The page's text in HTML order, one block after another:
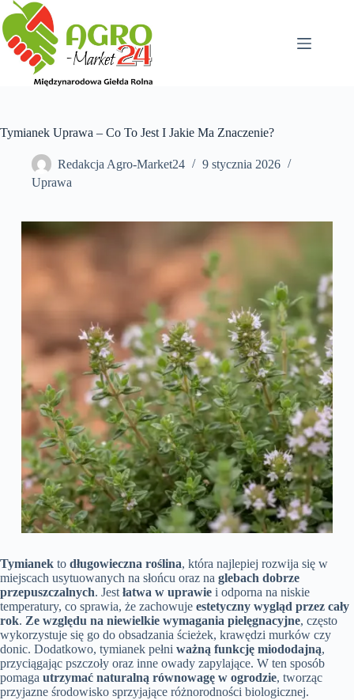
Przejdź
do
treści
Tymianek Uprawa – Co To Jest I Jakie Ma Znaczenie?
Redakcja Agro-Market24
9 stycznia 2026
Uprawa
Tymianek to długowieczna roślina, która najlepiej rozwija się w
miejscach usytuowanych na słońcu oraz na glebach dobrze
przepuszczalnych. Jest łatwa w uprawie i odporna na niskie
temperatury, co sprawia, że zachowuje estetyczny wygląd przez cały
rok. Ze względu na niewielkie wymagania pielęgnacyjne, często
wykorzystuje się go do obsadzania ścieżek, krawędzi murków czy
donic. Dodatkowo, tymianek pełni ważną funkcję miododajną,
przyciągając pszczoły oraz inne owady zapylające. W ten sposób
pomaga utrzymać naturalną równowagę w ogrodzie, tworząc
przyjazne środowisko sprzyjające różnorodności biologicznej.